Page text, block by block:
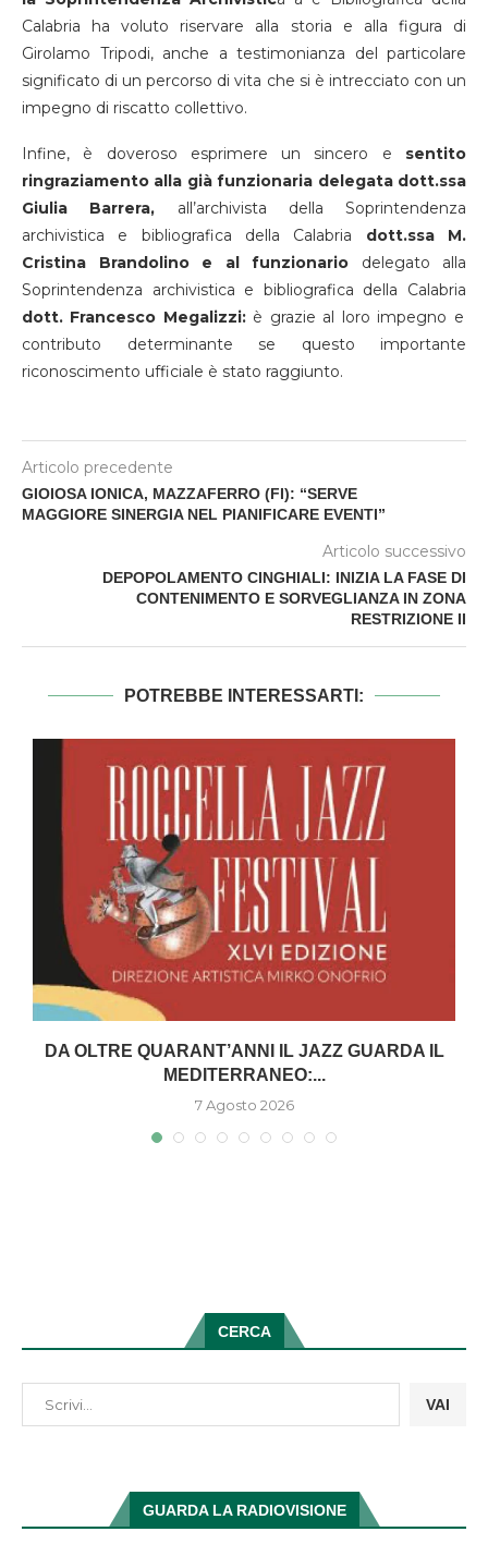
Calabria ha voluto riservare alla storia e alla figura di
Girolamo Tripodi, anche a testimonianza del particolare
significato di un percorso di vita che si è intrecciato con un
impegno di riscatto collettivo.
Infine, è doveroso esprimere un sincero e sentito
ringraziamento alla già funzionaria delegata dott.ssa
Giulia Barrera, all’archivista della Soprintendenza
archivistica e bibliografica della Calabria dott.ssa M.
Cristina Brandolino e al funzionario delegato alla
Soprintendenza archivistica e bibliografica della Calabria
dott. Francesco Megalizzi:è grazie al loro impegno e
contributo determinante se questo importante
riconoscimento ufficiale è stato raggiunto.
Articolo precedente
GIOIOSA IONICA, MAZZAFERRO (FI): “SERVE
MAGGIORE SINERGIA NEL PIANIFICARE EVENTI”
Articolo successivo
DEPOPOLAMENTO CINGHIALI: INIZIA LA FASE DI
CONTENIMENTO E SORVEGLIANZA IN ZONA
RESTRIZIONE II
POTREBBE INTERESSARTI:
DA OLTRE QUARANT’ANNI IL JAZZ GUARDA IL
MEDITERRANEO:...
7 Agosto 2026
CERCA
VAI
GUARDA LA RADIOVISIONE